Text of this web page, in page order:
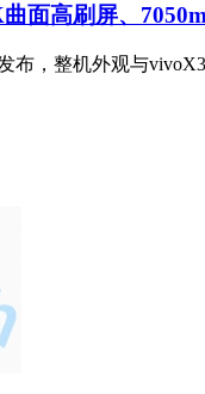
面高刷屏、
布，整机外观与